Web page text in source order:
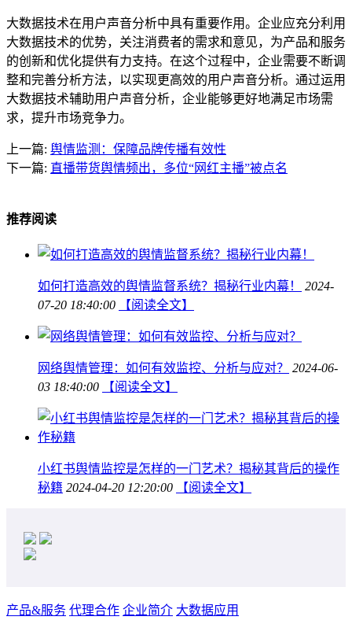
大数据技术在用户声音分析中具有重要作用。企业应充分利用
大数据技术的优势，关注消费者的需求和意见，为产品和服务
的创新和优化提供有力支持。在这个过程中，企业需要不断调
整和完善分析方法，以实现更高效的用户声音分析。通过运用
大数据技术辅助用户声音分析，企业能够更好地满足市场需
求，提升市场竞争力。
上一篇: 舆情监测：保障品牌传播有效性
下一篇: 直播带货舆情频出，多位“网红主播”被点名
推荐阅读
如何打造高效的舆情监督系统？揭秘行业内幕！
2024-
07-20 18:40:00
【阅读全文】
网络舆情管理：如何有效监控、分析与应对？
2024-06-
03 18:40:00
【阅读全文】
小红书舆情监控是怎样的一门艺术？揭秘其背后的操作
秘籍 2024-04-20 12:20:00 【阅读全文】
产品&服务 代理合作 企业简介 大数据应用